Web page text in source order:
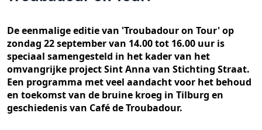
De eenmalige editie van 'Troubadour on Tour' op
zondag 22 september van 14.00 tot 16.00 uur is
speciaal samengesteld in het kader van het
omvangrijke project Sint Anna van Stichting Straat.
Een programma met veel aandacht voor het behoud
en toekomst van de bruine kroeg in Tilburg en
geschiedenis van Café de Troubadour.